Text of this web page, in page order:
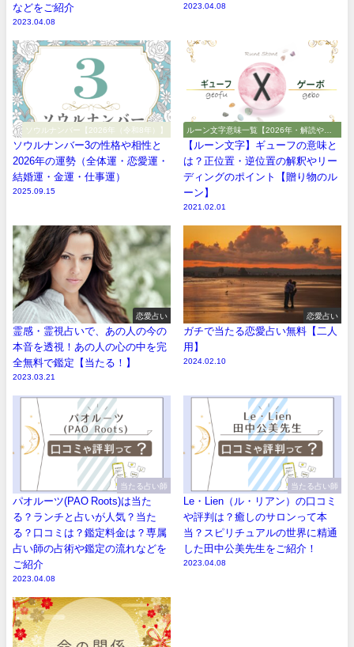
などをご紹介
2023.04.08
2023.04.08
ソウルナンバー【2026年（令和8年）】
ソウルナンバー3の性格や相性と
2026年の運勢（全体運・恋愛運・
結婚運・金運・仕事運）
2025.09.15
ルーン文字意味一覧【2026年・解読や解
釈やアルファベット】
【ルーン文字】ギューフの意味と
は？正位置・逆位置の解釈やリー
ディングのポイント【贈り物のル
ーン】
2021.02.01
恋愛占い
霊感・霊視占いで、あの人の今の
本音を透視！あの人の心の中を完
全無料で鑑定【当たる！】
2023.03.21
恋愛占い
ガチで当たる恋愛占い無料【二人
用】
2024.02.10
当たる占い師
パオルーツ(PAO Roots)は当た
る？ランチと占いが人気？当た
る？口コミは？鑑定料金は？専属
占い師の占術や鑑定の流れなどを
ご紹介
2023.04.08
当たる占い師
Le・Lien（ル・リアン）の口コミ
や評判は？癒しのサロンって本
当？スピリチュアルの世界に精通
した田中公美先生をご紹介！
2023.04.08